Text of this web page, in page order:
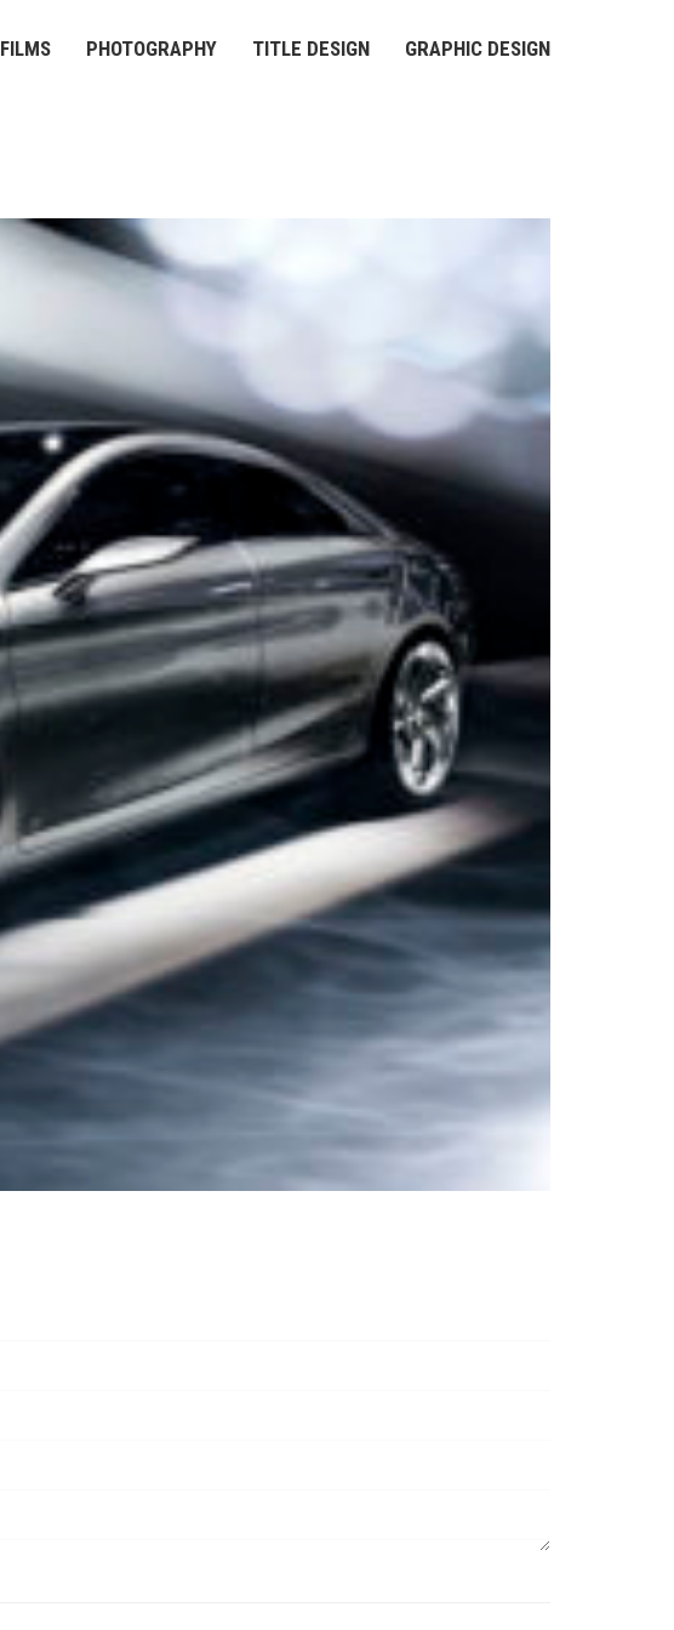
FILMS PHOTOGRAPHY TITLE DESIGN GRAPHIC DESIGN